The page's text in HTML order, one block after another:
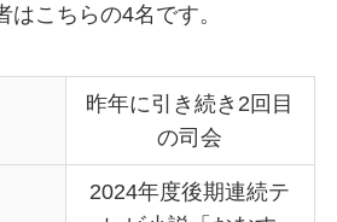
はこちらの4名です。
昨年に引き続き2回目
の司会
2024年度後期連続テ